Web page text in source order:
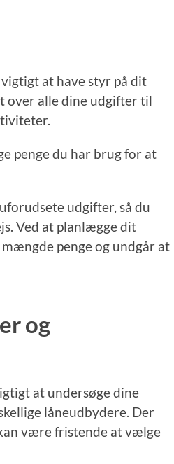
at have styr på dit
over alle dine udgifter til
penge du har brug for at
udgifter, så du
Ved at planlægge dit
penge og undgår at
og
at undersøge dine
låneudbydere. Der
være fristende at vælge